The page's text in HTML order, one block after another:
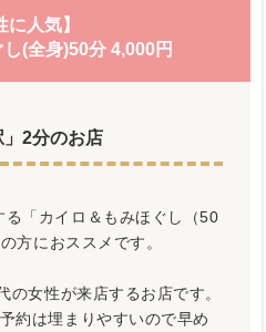
に人気】
(全身)50分 4,000円
」2分のお店
「カイロ＆もみほぐし（50
方におススメです。
女性が来店するお店です。
約は埋まりやすいので早め